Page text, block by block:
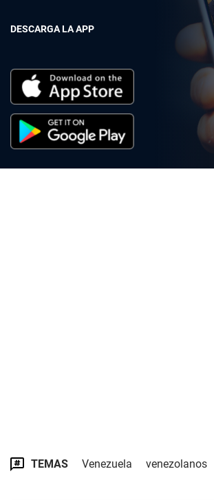
DESCARGA LA APP
TEMAS Venezuela venezolanos